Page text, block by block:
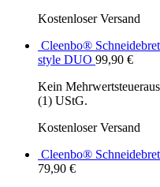
Kostenloser Versand
Cleenbo®
style DUO 99,90 €
Kein
(1) UStG.
Kostenloser Versand
Cleenbo®
79,90 €